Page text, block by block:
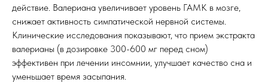
действие. Валериана увеличивает уровень ГАМК в мозге,
снижает активность симпатической нервной системы.
Клинические исследования показывают, что прием экстракта
валерианы (в дозировке 300-600 мг перед сном)
эффективен при лечении инсомнии, улучшает качество сна и
уменьшает время засыпания.